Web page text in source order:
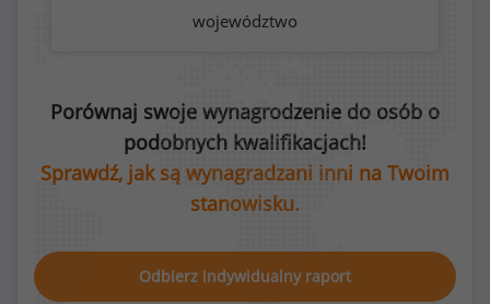
województwo
Porównaj swoje wynagrodzenie do osób o
podobnych kwalifikacjach!
Sprawdź, jak są wynagradzani inni na Twoim
stanowisku.
Odbierz indywidualny raport